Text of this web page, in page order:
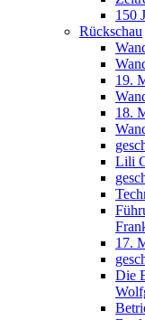
150
Rückschau
19.
18.
Lili
17.
Die